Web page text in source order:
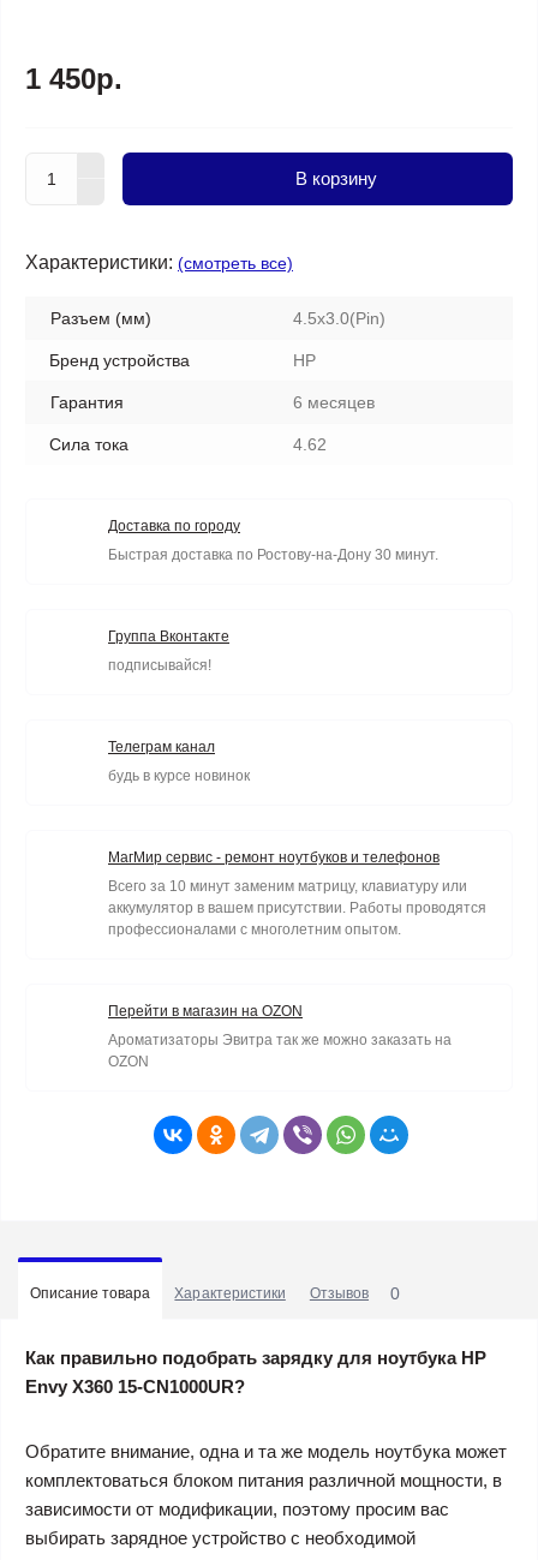
1 450р.
В корзину
Характеристики: (смотреть все)
Разъем (мм) 4.5х3.0(Pin)
Бренд устройства HP
Гарантия 6 месяцев
Сила тока 4.62
Доставка по городу
Быстрая доставка по Ростову-на-Дону 30 минут.
Группа Вконтакте
подписывайся!
Телеграм канал
будь в курсе новинок
МагМир сервис - ремонт ноутбуков и телефонов
Всего за 10 минут заменим матрицу, клавиатуру или
аккумулятор в вашем присутствии. Работы проводятся
профессионалами с многолетним опытом.
Перейти в магазин на OZON
Ароматизаторы Эвитра так же можно заказать на
OZON
Описание товара Характеристики Отзывов 0
Как правильно подобрать зарядку для ноутбука HP
Envy X360 15-CN1000UR?
Обратите внимание, одна и та же модель ноутбука может
комплектоваться блоком питания различной мощности, в
зависимости от модификации, поэтому просим вас
выбирать зарядное устройство с необходимой